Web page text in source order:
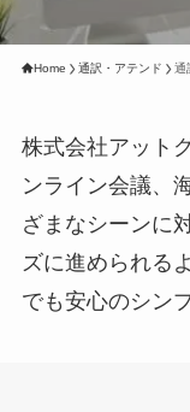
Home 通訳・アテンド 通
株式会社アット
ンライン会議、
ざまなシーンに
ズに進められる
でも安心のシン